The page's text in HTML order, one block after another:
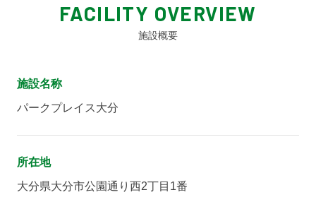
FACILITY OVERVIEW
施設概要
施設名称
パークプレイス大分
所在地
大分県大分市公園通り西2丁目1番